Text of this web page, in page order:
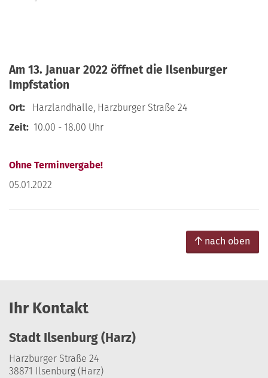
Am 13. Januar 2022 öffnet die Ilsenburger
Impfstation
Ort: Harzlandhalle, Harzburger Straße 24
Zeit: 10.00 - 18.00 Uhr
Ohne Terminvergabe!
05.01.2022
nach oben
Ihr Kontakt
Stadt Ilsenburg (Harz)
Harzburger Straße 24
38871 Ilsenburg (Harz)